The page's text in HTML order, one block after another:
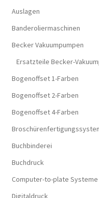
Auslagen
Banderoliermaschinen
Becker Vakuumpumpen
Ersatzteile Becker-
Bogenoffset 1-Farben
Bogenoffset 2-Farben
Bogenoffset 4-Farben
Buchbinderei
Buchdruck
Computer-to-plate Systeme
Digitaldruck